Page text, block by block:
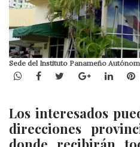
Sede del Instituto Panameño
WhatsApp
Facebook
TwitterGoogle+
Los interesados
direcciones